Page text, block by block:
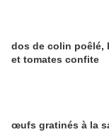
dos de colin poêlé,
et tomates confite
œufs gratinés à la sauce aurore: